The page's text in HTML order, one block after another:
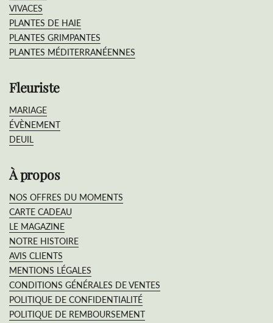
VIVACES
PLANTES DE HAIE
PLANTES GRIMPANTES
PLANTES MÉDITERRANÉENNES
Fleuriste
MARIAGE
ÉVÈNEMENT
DEUIL
À propos
NOS OFFRES DU MOMENTS
CARTE CADEAU
LE MAGAZINE
NOTRE HISTOIRE
AVIS CLIENTS
MENTIONS LÉGALES
CONDITIONS GÉNÉRALES DE VENTES
POLITIQUE DE CONFIDENTIALITÉ
POLITIQUE DE REMBOURSEMENT